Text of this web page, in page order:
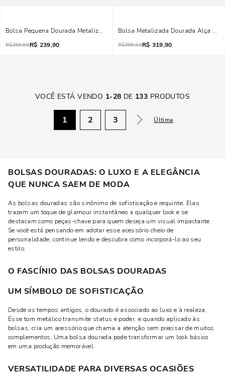
Bolsa Pequena Dourada Metalizada Transversal
R$299,90R$ 239,90
Bolsa Metalizada Dourada Alça
R$399,90R$ 319,90
VOCÊ ESTÁ VENDO 1-28 DE 133 PRODUTOS
1 2 3 Última
BOLSAS DOURADAS: O LUXO E A ELEGÂNCIA
QUE NUNCA SAEM DE MODA
As bolsas douradas são sinônimo de sofisticação e requinte. Elas
trazem um toque de glamour instantâneo a qualquer look e se
destacam como peças-chave para quem deseja um visual impactante.
Se você está pensando em adotar esse acessório cheio de
personalidade, continue lendo e descubra como incorporá-lo ao seu
estilo.
O FASCÍNIO DAS BOLSAS DOURADAS
UM SÍMBOLO DE SOFISTICAÇÃO
Desde os tempos antigos, o dourado é associado ao luxo e à realeza.
Esse tom metálico transmite status e poder, e quando aplicado às
bolsas, cria um acessório que chama a atenção sem precisar de muitos
complementos. Uma bolsa dourada pode transformar um look básico
em uma produção memorável.
VERSATILIDADE PARA DIVERSAS OCASIÕES